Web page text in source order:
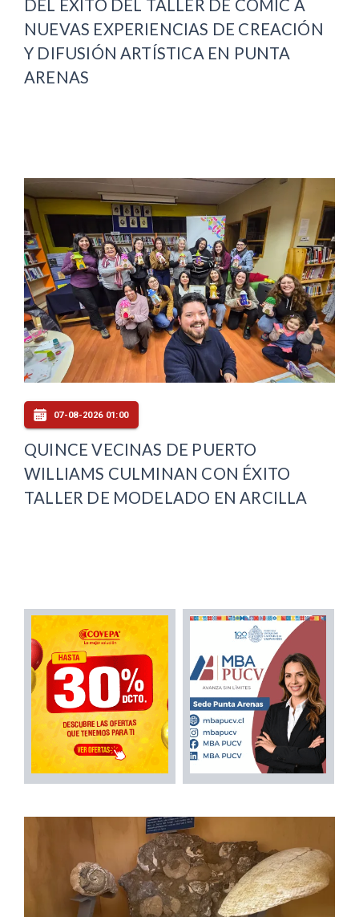
DEL ÉXITO DEL TALLER DE CÓMIC A
NUEVAS EXPERIENCIAS DE CREACIÓN
Y DIFUSIÓN ARTÍSTICA EN PUNTA
ARENAS
07-08-2026 01:00
QUINCE VECINAS DE PUERTO
WILLIAMS CULMINAN CON ÉXITO
TALLER DE MODELADO EN ARCILLA